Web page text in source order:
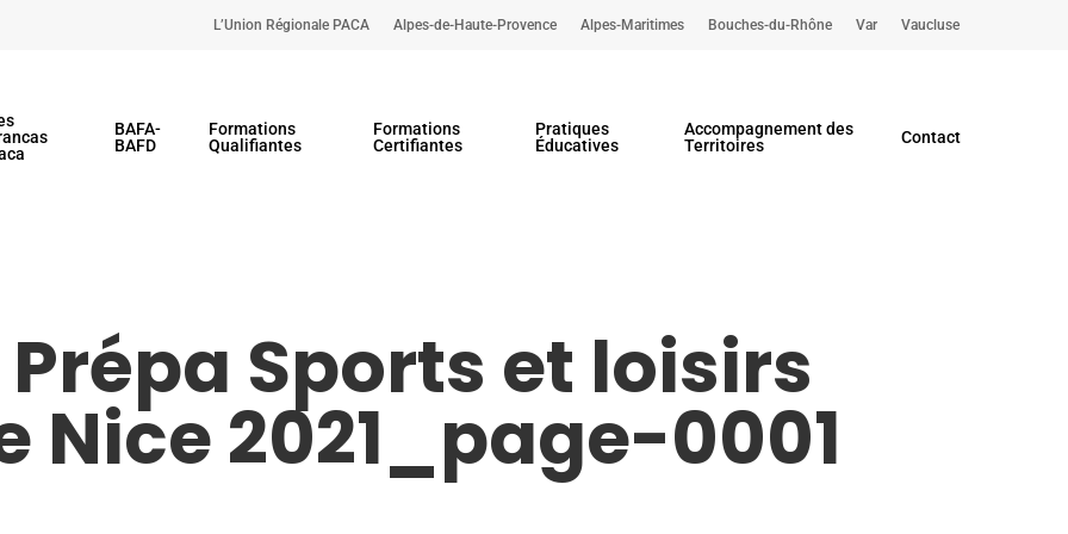
L’Union Régionale PACA Alpes-de-Haute-Provence Alpes-Maritimes Bouches-du-Rhône Var Vaucluse
BAFA-
BAFD
Formations
Qualifiantes
Formations
Certifiantes
Pratiques
Éducatives
Accompagnement des
Territoires
Contact
Sports et loisirs
Nice 2021_page-0001